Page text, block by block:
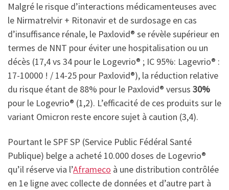
Malgré le risque d’interactions médicamenteuses avec
le Nirmatrelvir + Ritonavir et de surdosage en cas
d’insuffisance rénale, le Paxlovid® se révèle supérieur en
termes de NNT pour éviter une hospitalisation ou un
décès (17,4 vs 34 pour le Logevrio® ; IC 95%: Lagevrio® :
17-10000 ! / 14-25 pour Paxlovid®), la réduction relative
du risque étant de 88% pour le Paxlovid® versus 30%
pour le Logevrio® (1,2). L’efficacité de ces produits sur le
variant Omicron reste encore sujet à caution (3,4).
Pourtant le SPF SP (Service Public Fédéral Santé
Publique) belge a acheté 10.000 doses de Logevrio®
qu’il réserve via l’Aframeco à une distribution contrôlée
en 1e ligne avec collecte de données et d’autre part à